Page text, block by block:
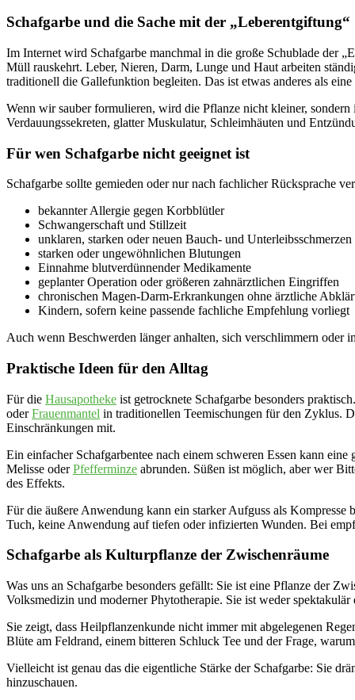
Schafgarbe und die Sache mit der „Leberentgiftung“
Im Internet wird Schafgarbe manchmal in die große Schublade der
Müll rauskehrt. Leber, Nieren, Darm, Lunge und Haut arbeiten
traditionell die Gallefunktion begleiten. Das ist etwas anderes als
Wenn wir sauber formulieren, wird die Pflanze nicht kleiner,
Verdauungssekreten, glatter Muskulatur, Schleimhäuten und
Für wen Schafgarbe nicht geeignet ist
Schafgarbe sollte gemieden oder nur nach fachlicher Rücksprache
bekannter Allergie gegen Korbblütler
Schwangerschaft und Stillzeit
unklaren, starken oder neuen Bauch- und Unterleibsschmerzen
starken oder ungewöhnlichen Blutungen
Einnahme blutverdünnender Medikamente
geplanter Operation oder größeren zahnärztlichen Eingriffen
chronischen Magen-Darm-Erkrankungen ohne ärztliche
Kindern, sofern keine passende fachliche Empfehlung vorliegt
Auch wenn Beschwerden länger anhalten, sich verschlimmern oder
Praktische Ideen für den Alltag
Für die Hausapotheke ist getrocknete Schafgarbe besonders
oderFrauenmantel in traditionellen Teemischungen für den Zyklus.
Einschränkungen mit.
Ein einfacher Schafgarbentee nach einem schweren Essen kann
Melisse oderPfefferminze abrunden. Süßen ist möglich, aber wer
des Effekts.
Für die äußere Anwendung kann ein starker Aufguss als
Tuch, keine Anwendung auf tiefen oder infizierten Wunden. Bei
Schafgarbe als Kulturpflanze der Zwischenräume
Was uns an Schafgarbe besonders gefällt: Sie ist eine Pflanze der
Volksmedizin und moderner Phytotherapie. Sie ist weder
Sie zeigt, dass Heilpflanzenkunde nicht immer mit abgelegenen
Blüte am Feldrand, einem bitteren Schluck Tee und der Frage,
Vielleicht ist genau das die eigentliche Stärke der Schafgarbe: Sie
hinzuschauen.